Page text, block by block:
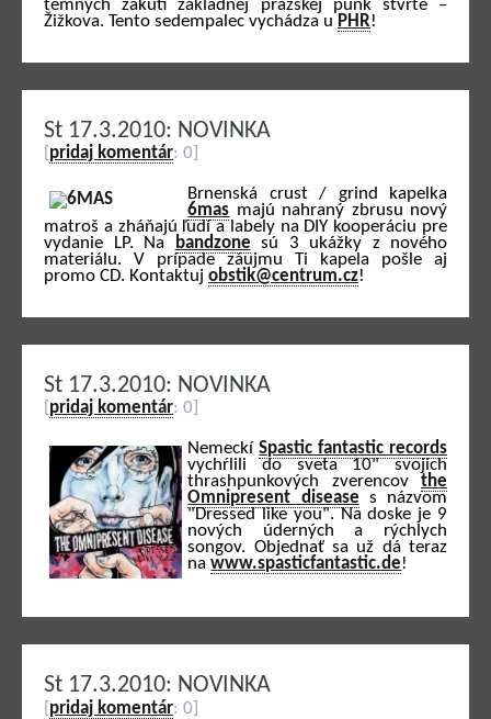
temných zákutí základnej pražskej punk štvrte –
Žižkova. Tento sedempalec vychádza u PHR!
St 17.3.2010: NOVINKA
pridaj komentár: 0]
Brnenská crust / grind kapelka
6mas majú nahraný zbrusu nový
matroš a zháňajú ľudí a labely na DIY kooperáciu pre
vydanie LP. Na
bandzone sú 3 ukážky z nového
materiálu. V prípade záujmu Ti kapela pošle aj
promo CD. Kontaktuj obstik@centrum.cz!
St 17.3.2010: NOVINKA
pridaj komentár: 0]
NemeckíSpastic fantastic records
vychŕlili do sveta 10" svojich
thrashpunkových zverencov the
Omnipresent disease s názvom
"Dressed like you". Na doske je 9
nových úderných a rýchlych
songov. Objednať sa už dá teraz
nawww.spasticfantastic.de!
St 17.3.2010: NOVINKA
pridaj komentár: 0]